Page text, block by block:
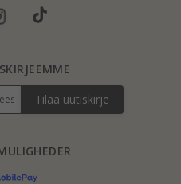
Tilaa uutiskirje